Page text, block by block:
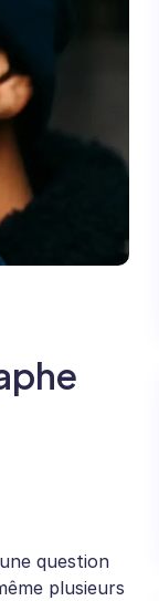
question
plusieurs